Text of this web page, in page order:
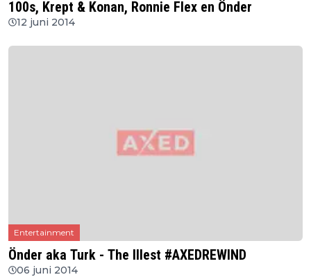
100s, Krept & Konan, Ronnie Flex en Önder
12 juni 2014
Entertainment
Önder aka Turk - The Illest #AXEDREWIND
06 juni 2014